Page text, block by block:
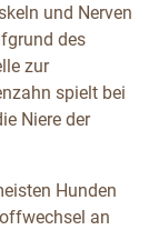
und Nerven
des
zur
spielt bei
Niere der
Hunden
an